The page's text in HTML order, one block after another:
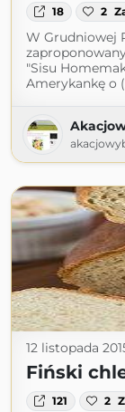
18 2
W Grudniowej
"Sisu
Amerykankę o
12 listopada
Fiński
121 2